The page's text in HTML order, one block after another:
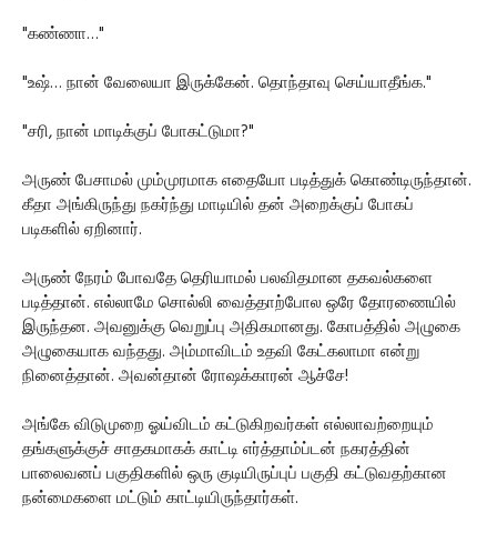
"கண்ணா…"
"உஷ்… நான் வேலையா இருக்கேன். தொந்தாவு செய்யாதீங்க."
"சரி, நான் மாடிக்குப் போகட்டுமா?"
அருண் பேசாமல் மும்முரமாக எதையோ படித்துக் கொண்டிருந்தான்.
கீதா அங்கிருந்து நகர்ந்து மாடியில் தன் அறைக்குப் போகப்
படிகளில் ஏறினார்.
அருண் நேரம் போவதே தெரியாமல் பலவிதமான தகவல்களை
படித்தான். எல்லாமே சொல்லி வைத்தாற்போல ஒரே தோரணையில்
இருந்தன. அவனுக்கு வெறுப்பு அதிகமானது. கோபத்தில் அழுகை
அழுகையாக வந்தது. அம்மாவிடம் உதவி கேட்கலாமா என்று
நினைத்தான். அவன்தான் ரோஷக்காரன் ஆச்சே!
அங்கே விடுமுறை ஓய்விடம் கட்டுகிறவர்கள் எல்லாவற்றையும்
தங்களுக்குச் சாதகமாகக் காட்டி எர்த்தாம்ப்டன் நகரத்தின்
பாலைவனப் பகுதிகளில் ஒரு குடியிருப்புப் பகுதி கட்டுவதற்கான
நன்மைகளை மட்டும் காட்டியிருந்தார்கள்.